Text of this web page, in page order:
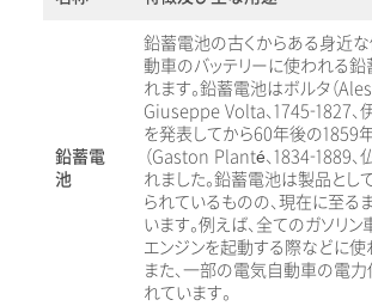
鉛蓄電
池
鉛蓄電池の古くからある身近な
動車のバッテリーに使われる
れます。鉛蓄電池はボルタ（
Giuseppe Volta、1745-1827、
を発表してから60年後の1859年
（Gaston Planté、1834-1889、
れました。鉛蓄電池は製品とし
られているものの、現在に至る
います。例えば、全てのガソリン
エンジンを起動する際などに使
また、一部の電気自動車の電
れています。